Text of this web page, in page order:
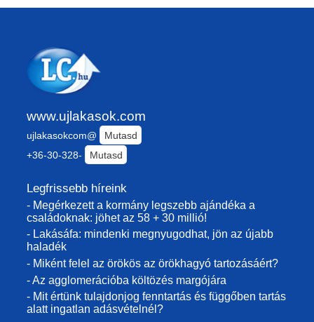
www.ujlakasok.com
ujlakasokcom@
Mutasd
+36-30-328-
Mutasd
Legfrissebb híreink
- Megérkezett a kormány legszebb ajándéka a
családoknak: jöhet az 58 + 30 millió!
- Lakásáfa: mindenki megnyugodhat, jön az újabb
haladék
- Miként felel az örökös az örökhagyó tartozásáért?
- Az agglomerációba költözés margójára
- Mit értünk tulajdonjog fenntartás és függőben tartás
alatt ingatlan adásvételnél?